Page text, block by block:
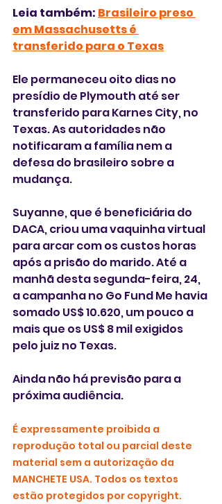
Leia também: Brasileiro preso
em Massachusetts é
transferido para o Texas
Ele permaneceu oito dias no
presídio de Plymouth até ser
transferido para Karnes City, no
Texas. As autoridades não
notificaram a família nem a
defesa do brasileiro sobre a
mudança.
Suyanne, que é beneficiária do
DACA, criou uma vaquinha virtual
para arcar com os custos horas
após a prisão do marido. Até a
manhã desta segunda-feira, 24,
a campanha no Go Fund Me havia
somado US$ 10.620, um pouco a
mais que os US$ 8 mil exigidos
pelo juiz no Texas.
Ainda não há previsão para a
próxima audiência.
É expressamente proibida a
reprodução total ou parcial deste
material sem a autorização da
MANCHETE USA. Todos os textos
estão protegidos por copyright.